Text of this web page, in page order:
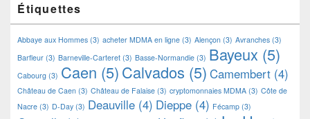
Étiquettes
Abbaye aux Hommes (3) acheter MDMA en ligne (3) Alençon (3) Avranches (3)
Barfleur (3) Barneville-Carteret (3) Basse-Normandie (3) Bayeux (5)
Cabourg (3) Caen (5)Calvados (5) Camembert (4)
Château de Caen (3) Château de Falaise (3) cryptomonnaies MDMA (3) Côte de
Nacre (3) D-Day (3) Deauville (4) Dieppe (4) Fécamp (3)